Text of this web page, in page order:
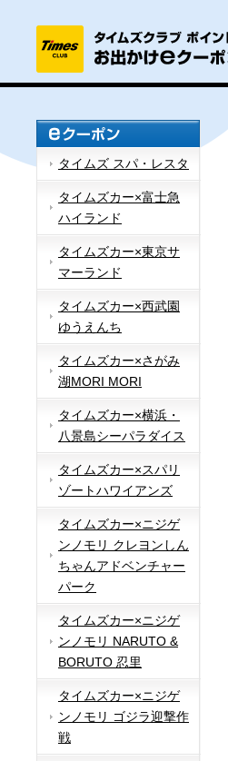
タイムズ スパ・レスタ
タイムズカー×富士急
ハイランド
タイムズカー×東京サ
マーランド
タイムズカー×西武園
ゆうえんち
タイムズカー×さがみ
湖MORI MORI
タイムズカー×横浜・
八景島シーパラダイス
タイムズカー×スパリ
ゾートハワイアンズ
タイムズカー×ニジゲ
ンノモリ クレヨンしん
ちゃんアドベンチャー
パーク
タイムズカー×ニジゲ
ンノモリ NARUTO &
BORUTO 忍里
タイムズカー×ニジゲ
ンノモリ ゴジラ迎撃作
戦